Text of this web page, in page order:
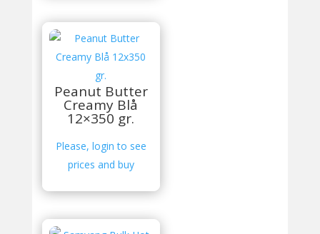
Peanut Butter
Creamy Blå
12×350 gr.
Please, login to see
prices and buy